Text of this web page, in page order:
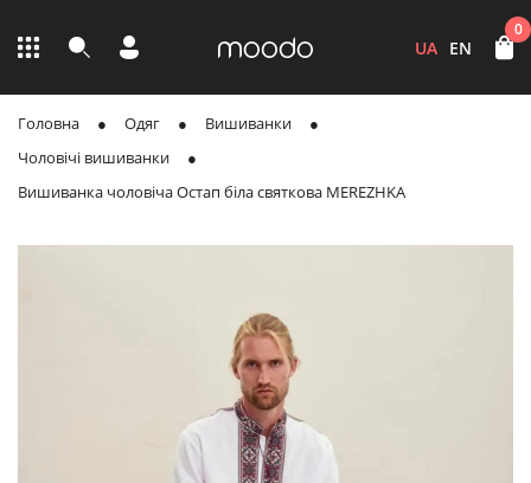
UA EN
0
Головна Одяг
Вишиванки
Чоловічі вишиванки
Вишиванка чоловіча Остап біла святкова MEREZHKA